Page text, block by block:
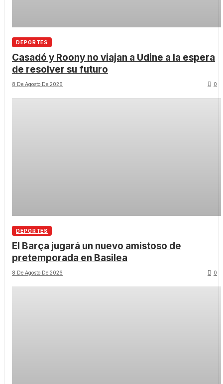
DEPORTES
Casadó y Roony no viajan a Udine a la espera
de resolver su futuro
8 De Agosto De 2026 0
DEPORTES
El Barça jugará un nuevo amistoso de
pretemporada en Basilea
8 De Agosto De 2026 0